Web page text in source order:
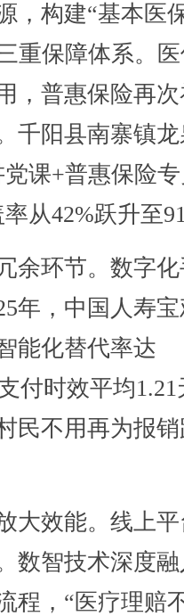
，构建“基本医
重保障体系。
，普惠保险再
千阳县南寨镇
课+普惠保险
从42%跃升至
环节。数字化
年，中国人寿
能化替代率达
付时效平均1.21
民不用再为报
效能。线上平
数智技术深度
程，“医疗理赔